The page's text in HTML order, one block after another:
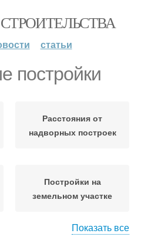
статьи
постройки
Расстояния от
надворных построек
Постройки на
земельном участке
Показать все